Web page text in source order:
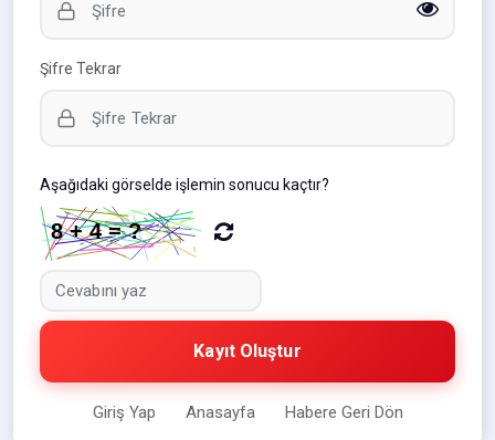
Şifre Tekrar
Aşağıdaki görselde işlemin sonucu kaçtır?
Kayıt Oluştur
Giriş Yap Anasayfa Habere Geri Dön